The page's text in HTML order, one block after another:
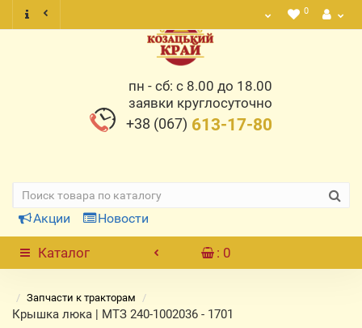
0
пн - сб: с 8.00 до 18.00
заявки круглосуточно
+38 (067) 613-17-80
Акции Новости
Каталог : 0
Запчасти к тракторам
Крышка люка | МТЗ 240-1002036 - 1701